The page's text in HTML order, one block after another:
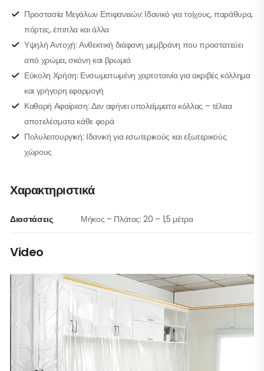
Προστασία Μεγάλων Επιφανειών: Ιδανικό για τοίχους, παράθυρα,
πόρτες, έπιπλα και άλλα
Υψηλή Αντοχή: Ανθεκτική διάφανη μεμβράνη που προστατεύει
από χρώμα, σκόνη και βρωμιά
Εύκολη Χρήση: Ενσωματωμένη χαρτοταινία για ακριβές κόλλημα
και γρήγορη εφαρμογή
Καθαρή Αφαίρεση: Δεν αφήνει υπολείμματα κόλλας – τέλεια
αποτελέσματα κάθε φορά
Πολυλειτουργική: Ιδανική για εσωτερικούς και εξωτερικούς
χώρους
Χαρακτηριστικά
Διαστάσεις Μήκος – Πλάτος: 20 – 1,5 μέτρα
Video